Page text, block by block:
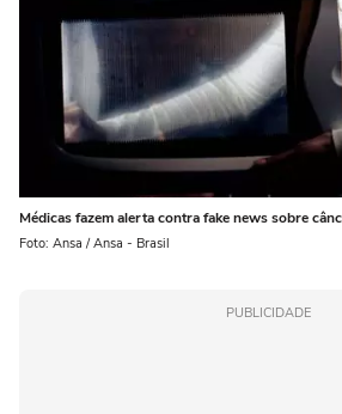
Médicas fazem alerta contra fake news sobre
Foto: Ansa / Ansa - Brasil
PUBLICIDADE